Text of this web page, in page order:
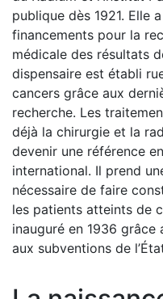
publique dès 1921. Elle
financements pour la
médicale des résultats
dispensaire est établi
cancers grâce aux
recherche. Les
déjà la chirurgie et la
devenir une référence
international. Il prend
nécessaire de faire
les patients atteints de
inauguré en 1936
aux subventions de